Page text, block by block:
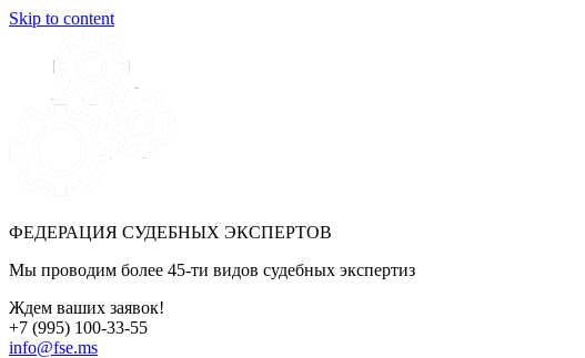
Skip to content
ФЕДЕРАЦИЯ СУДЕБНЫХ ЭКСПЕРТОВ
Мы проводим более 45-ти видов судебных экспертиз
Ждем ваших заявок!
+7 (995) 100-33-55
info@fse.ms